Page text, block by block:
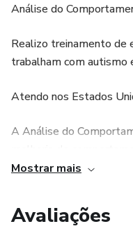
Análise do
Realizo treinamento de
trabalham com autismo
Atendo nos Estados
A Análise do
princípios derivados da
(Cooper, Heron, &
refere-se a essa
Mostrar mais
Avaliações